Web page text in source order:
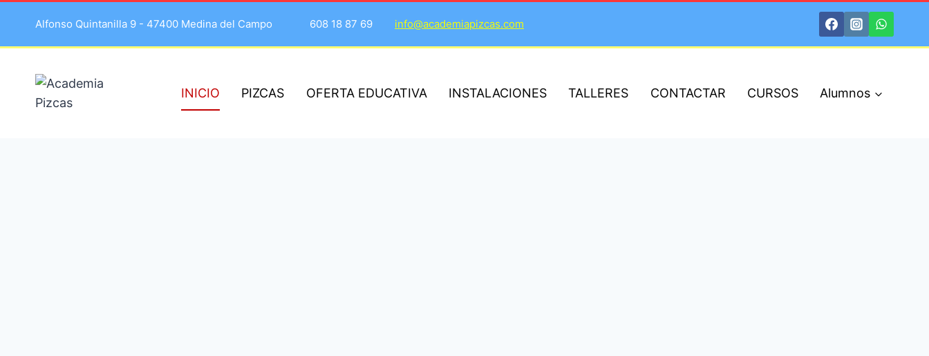
Alfonso Quintanilla 9 - 47400 Medina del Campo 608 18 87 69 info@academiapizcas.com
INICIO PIZCAS OFERTA EDUCATIVA INSTALACIONES TALLERES CONTACTAR CURSOS Alumnos